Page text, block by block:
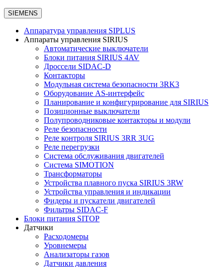
SIEMENS
Аппаратура управления SIPLUS
Аппараты управления SIRIUS
Автоматические выключатели
Блоки питания SIRIUS 4AV
Дроссели SIDAC-D
Контакторы
Модульная система безопасности 3RK3
Оборудование AS-интерфейс
Планирование и конфигурирование для SIRIUS
Позиционные выключатели
Полупроводниковые контакторы и модули
Реле безопасности
Реле контроля SIRIUS 3RR 3UG
Реле перегрузки
Сиcтема обслуживания двигателей
Система SIMOTION
Трансформаторы
Устройства плавного пуска SIRIUS 3RW
Устройства управления и индикации
Фидеры и пускатели двигателей
Фильтры SIDAC-F
Блоки питания SITOP
Датчики
Расходомеры
Уровнемеры
Анализаторы газов
Датчики давления